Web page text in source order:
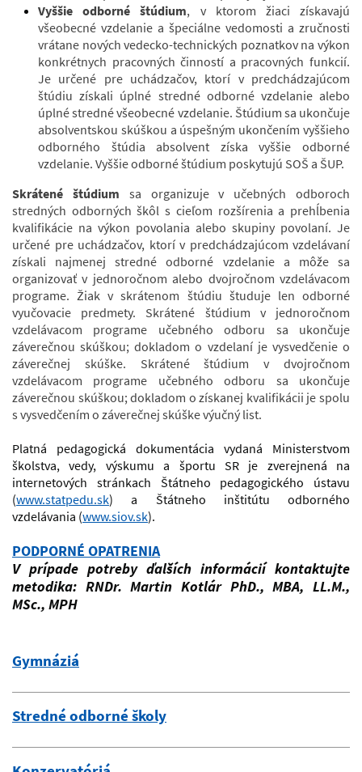
Vyššie odborné štúdium, v ktorom žiaci získavajú
všeobecné vzdelanie a špeciálne vedomosti a zručnosti
vrátane nových vedecko-technických poznatkov na výkon
konkrétnych pracovných činností a pracovných funkcií.
Je určené pre uchádzačov, ktorí v predchádzajúcom
štúdiu získali úplné stredné odborné vzdelanie alebo
úplné stredné všeobecné vzdelanie. Štúdium sa ukončuje
absolventskou skúškou a úspešným ukončením vyššieho
odborného štúdia absolvent získa vyššie odborné
vzdelanie. Vyššie odborné štúdium poskytujú SOŠ a ŠUP.
Skrátené štúdium sa organizuje v učebných odboroch
stredných odborných škôl s cieľom rozšírenia a prehĺbenia
kvalifikácie na výkon povolania alebo skupiny povolaní. Je
určené pre uchádzačov, ktorí v predchádzajúcom vzdelávaní
získali najmenej stredné odborné vzdelanie a môže sa
organizovať v jednoročnom alebo dvojročnom vzdelávacom
programe. Žiak v skrátenom štúdiu študuje len odborné
vyučovacie predmety. Skrátené štúdium v jednoročnom
vzdelávacom programe učebného odboru sa ukončuje
záverečnou skúškou; dokladom o vzdelaní je vysvedčenie o
záverečnej skúške. Skrátené štúdium v dvojročnom
vzdelávacom programe učebného odboru sa ukončuje
záverečnou skúškou; dokladom o získanej kvalifikácii je spolu
s vysvedčením o záverečnej skúške výučný list.
Platná pedagogická dokumentácia vydaná Ministerstvom
školstva, vedy, výskumu a športu SR je zverejnená na
internetových stránkach Štátneho pedagogického ústavu
(www.statpedu.sk) a Štátneho inštitútu odborného
vzdelávania (www.siov.sk).
PODPORNÉ OPATRENIA
V prípade potreby ďalších informácií kontaktujte
metodika: RNDr. Martin Kotlár PhD., MBA, LL.M.,
MSc., MPH
Gymnáziá
Stredné odborné školy